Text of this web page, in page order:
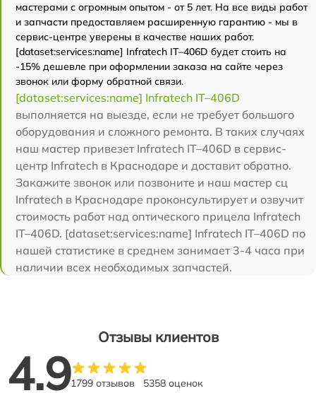
мастерами с огромным опытом - от 5 лет. На все виды работ
и запчасти предоставляем расширенную гарантию - мы в
сервис-центре уверены в качестве наших работ.
[dataset:services:name] Infratech IT–406D будет стоить на
-15% дешевле при оформлении заказа на сайте через
звонок или форму обратной связи.
[dataset:services:name] Infratech IT–406D
выполняется на выезде, если не требует большого
оборудования и сложного ремонта. В таких случаях
наш мастер привезет Infratech IT–406D в сервис-
центр Infratech в Краснодаре и доставит обратно.
Закажите звонок или позвоните и наш мастер сц
Infratech в Краснодаре проконсультирует и озвучит
стоимость работ над оптического прицела Infratech
IT–406D. [dataset:services:name] Infratech IT–406D по
нашей статистике в среднем занимает 3-4 часа при
наличии всех необходимых запчастей.
Отзывы клиентов
4.91799 отзывов 5358 оценок